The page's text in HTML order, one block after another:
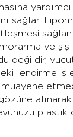
sağlar.
ve
değildir,
muayene
plastik